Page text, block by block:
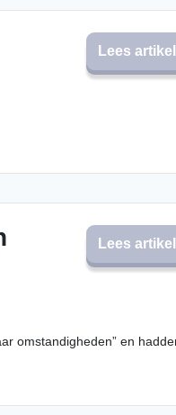
Lees artikel
Lees artikel
omstandigheden” en